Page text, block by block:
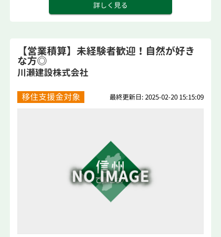
詳しく見る
【営業積算】未経験者歓迎！自然が好き
な方◎
川瀬建設株式会社
移住支援金対象 最終更新日: 2025-02-20 15:15:09